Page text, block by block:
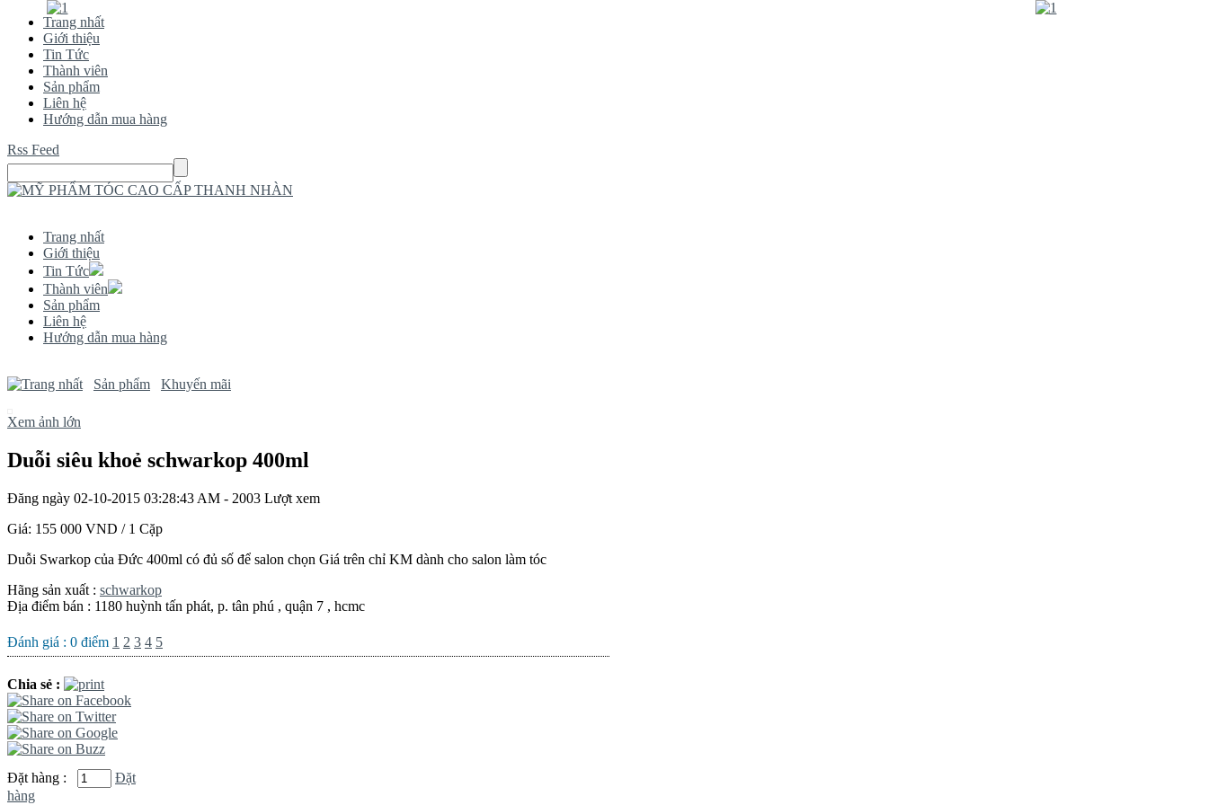
Trang nhất
Giới thiệu
Tin Tức
Thành viên
Sản phẩm
Liên hệ
Hướng dẫn mua hàng
Rss Feed
Trang nhất
Giới thiệu
Tin Tức
Thành viên
Sản phẩm
Liên hệ
Hướng dẫn mua hàng
Sản phẩm Khuyến mãi
Xem ảnh lớn
Duỗi siêu khoẻ schwarkop 400ml
Đăng ngày 02-10-2015 03:28:43 AM - 2003 Lượt xem
Giá: 155 000 VND / 1 Cặp
Duỗi Swarkop của Đức 400ml có đủ số để salon chọn Giá trên chỉ KM dành cho salon làm tóc
Hãng sản xuất : schwarkop
Địa điểm bán : 1180 huỳnh tấn phát, p. tân phú , quận 7 , hcmc
Đánh giá : 0 điểm 1 2 3 4 5
Chia sẻ :
Đặt hàng :
Đặt
hàng